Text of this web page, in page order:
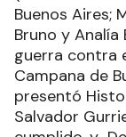
Buenos Aires;
Bruno y Analía
guerra contra
Campana de
presentó
Salvador